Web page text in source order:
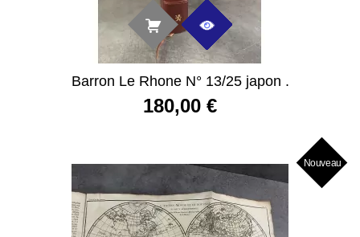
Barron Le Rhone N° 13/25 japon .
180,00 €
Nouveau